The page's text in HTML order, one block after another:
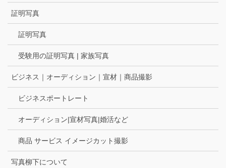
証明写真
証明写真
受験用の証明写真 | 家族写真
ビジネス｜オーディション｜宣材｜商品撮影
ビジネスポートレート
オーディション|宣材写真|婚活など
商品 サービス イメージカット撮影
写真柳下について